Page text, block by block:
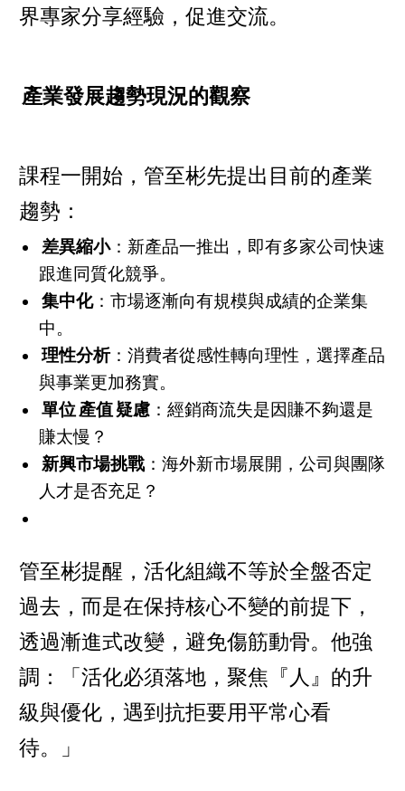
界專家分享經驗，促進交流。
產業發展趨勢現況的觀察
課程一開始，管至彬先提出目前的產業
趨勢：
差異縮小：新產品一推出，即有多家公司快速
跟進同質化競爭。
集中化：市場逐漸向有規模與成績的企業集
中。
理性分析：消費者從感性轉向理性，選擇產品
與事業更加務實。
單位產值疑慮 ：經銷商流失是因賺不夠還是
賺太慢？
新興市場挑戰：海外新市場展開，公司與團隊
人才是否充足？
管至彬提醒，活化組織不等於全盤否定
過去，而是在保持核心不變的前提下，
透過漸進式改變，避免傷筋動骨。他強
調：「活化必須落地，聚焦『人』的升
級與優化，遇到抗拒要用平常心看
待。」